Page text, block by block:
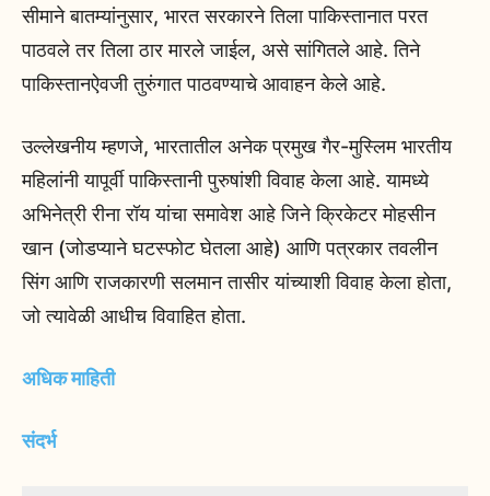
सीमाने बातम्यांनुसार, भारत सरकारने तिला पाकिस्तानात परत
पाठवले तर तिला ठार मारले जाईल, असे सांगितले आहे. तिने
पाकिस्तानऐवजी तुरुंगात पाठवण्याचे आवाहन केले आहे.
उल्लेखनीय म्हणजे, भारतातील अनेक प्रमुख गैर-मुस्लिम भारतीय
महिलांनी यापूर्वी पाकिस्तानी पुरुषांशी विवाह केला आहे. यामध्ये
अभिनेत्री रीना रॉय यांचा समावेश आहे जिने क्रिकेटर मोहसीन
खान (जोडप्याने घटस्फोट घेतला आहे) आणि पत्रकार तवलीन
सिंग आणि राजकारणी सलमान तासीर यांच्याशी विवाह केला होता,
जो त्यावेळी आधीच विवाहित होता.
अधिक माहिती
संदर्भ